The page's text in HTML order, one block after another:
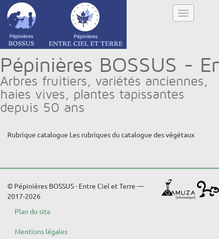
Pépinières BOSSUS -
Arbres fruitiers, variétés anciennes,
haies vives, plantes tapissantes
depuis 50 ans
Rubrique catalogue Les rubriques du catalogue des végétaux
© Pépinières BOSSUS - Entre Ciel et Terre —
2017-2026
Plan du site
Mentions légales